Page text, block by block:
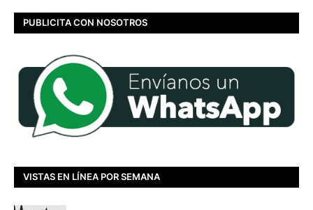
PUBLICITA CON NOSOTROS
VISTAS EN LÍNEA POR SEMANA